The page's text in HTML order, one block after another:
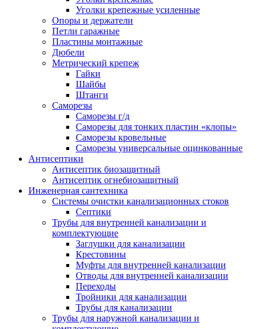
Уголки крепежные усиленные
Опоры и держатели
Петли гаражные
Пластины монтажные
Дюбели
Метрический крепеж
Гайки
Шайбы
Штанги
Саморезы
Саморезы г/д
Саморезы для тонких пластин «клопы»
Саморезы кровельные
Саморезы универсальные оцинкованные
Антисептики
Антисептик биозащитный
Антисептик огнебиозащитный
Инженерная сантехника
Системы очистки канализационных стоков
Септики
Трубы для внутренней канализации и
комплектующие
Заглушки для канализации
Крестовины
Муфты для внутренней канализации
Отводы для внутренней канализации
Переходы
Тройники для канализации
Трубы для канализации
Трубы для наружной канализации и